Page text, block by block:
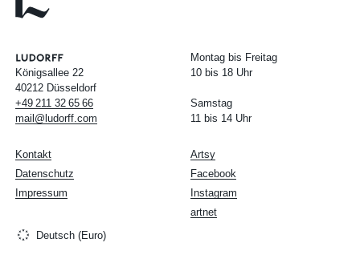
Königsallee 22
40212 Düsseldorf
+49 211 32 65 66
mail@ludorff.com
Montag bis Freitag
10 bis 18 Uhr
Samstag
11 bis 14 Uhr
Artsy
Facebook
Instagram
artnet
Kontakt
Datenschutz
Impressum
Deutsch (Euro)